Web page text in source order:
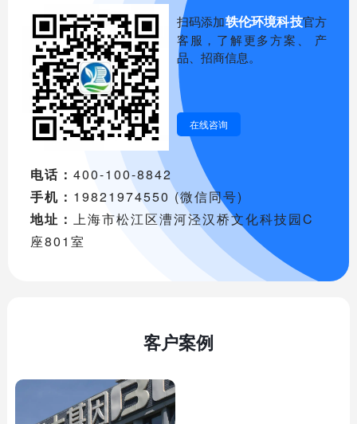
扫码添加轶伦环境科技官方
客服，了解更多方案、 产
品、招商信息。
在线咨询
电话： 400-100-8842
手机： 19821974550 (微信同号)
地址： 上海市松江区漕河泾汉桥文化科技园C
座801室
客户案例